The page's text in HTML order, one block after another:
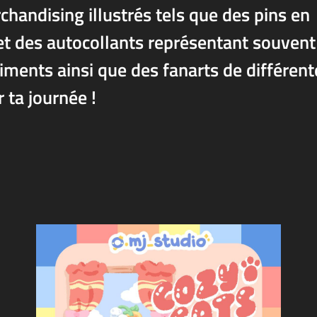
illustrés tels que des pins en
des autocollants représentant souvent
ainsi que des fanarts de
ta journée !